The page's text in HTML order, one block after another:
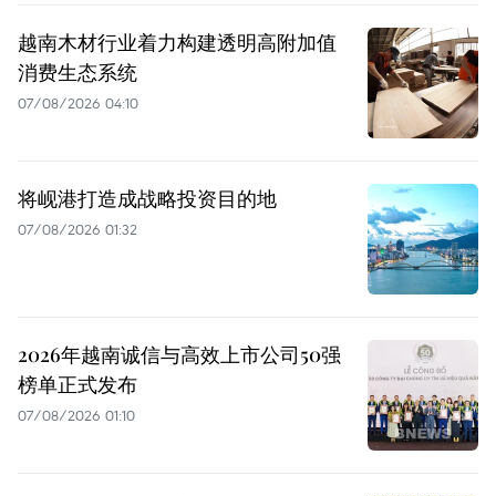
越南木材行业着力构建透明高附加值
消费生态系统
07/08/2026 04:10
将岘港打造成战略投资目的地
07/08/2026 01:32
2026年越南诚信与高效上市公司50强
榜单正式发布
07/08/2026 01:10